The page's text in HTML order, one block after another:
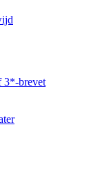
3*-brevet